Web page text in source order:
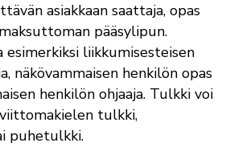
asiakkaan saattaja, opas
pääsylipun.
esimerkiksi liikkumisesteisen
näkövammaisen henkilön opas
henkilön ohjaaja. Tulkki voi
tulkki,
puhetulkki.